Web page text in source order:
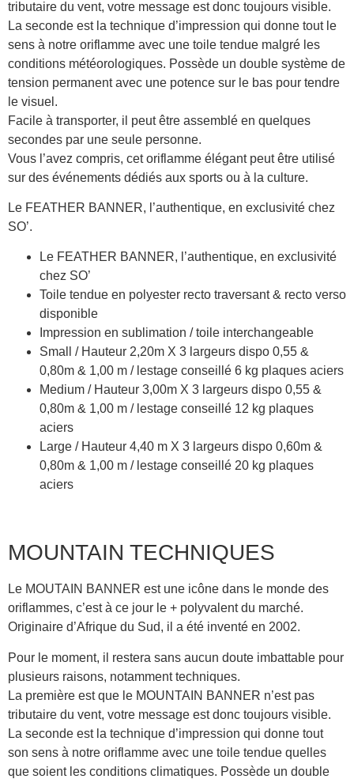
tributaire du vent, votre message est donc toujours visible.
La seconde est la technique d’impression qui donne tout le
sens à notre oriflamme avec une toile tendue malgré les
conditions météorologiques. Possède un double système de
tension permanent avec une potence sur le bas pour tendre
le visuel.
Facile à transporter, il peut être assemblé en quelques
secondes par une seule personne.
Vous l’avez compris, cet oriflamme élégant peut être utilisé
sur des événements dédiés aux sports ou à la culture.
Le FEATHER BANNER, l’authentique, en exclusivité chez
SO’.
Le FEATHER BANNER, l’authentique, en exclusivité
chez SO’
Toile tendue en polyester recto traversant & recto verso
disponible
Impression en sublimation / toile interchangeable
Small / Hauteur 2,20m X 3 largeurs dispo 0,55 &
0,80m & 1,00 m / lestage conseillé 6 kg plaques aciers
Medium / Hauteur 3,00m X 3 largeurs dispo 0,55 &
0,80m & 1,00 m / lestage conseillé 12 kg plaques
aciers
Large / Hauteur 4,40 m X 3 largeurs dispo 0,60m &
0,80m & 1,00 m / lestage conseillé 20 kg plaques
aciers
MOUNTAIN TECHNIQUES
Le MOUTAIN BANNER est une icône dans le monde des
oriflammes, c’est à ce jour le + polyvalent du marché.
Originaire d’Afrique du Sud, il a été inventé en 2002.
Pour le moment, il restera sans aucun doute imbattable pour
plusieurs raisons, notamment techniques.
La première est que le MOUNTAIN BANNER n’est pas
tributaire du vent, votre message est donc toujours visible.
La seconde est la technique d’impression qui donne tout
son sens à notre oriflamme avec une toile tendue quelles
que soient les conditions climatiques. Possède un double